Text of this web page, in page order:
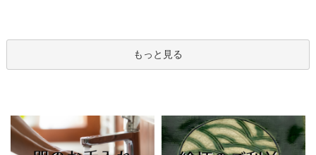
もっと見る